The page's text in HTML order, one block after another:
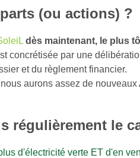
(ou actions) ?
dès maintenant, le plus
concrétisée par une
et du règlement financier.
aurons assez de
régulièrement le
d'électricité verte ET d'en